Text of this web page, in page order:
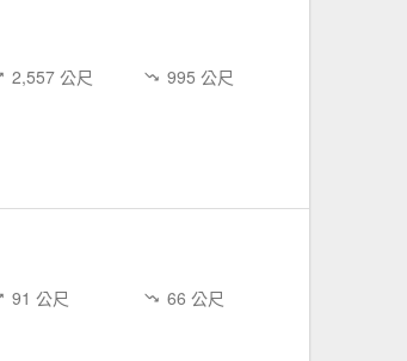
2,557 公尺
995 公尺
91 公尺
66 公尺